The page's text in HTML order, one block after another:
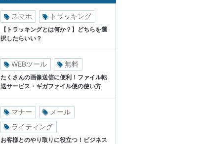
スマホ トラッキング
【トラッキングとは何か？】どちらを選
択したらいい？
WEBツール 無料
たくさんの画像送信に便利！ファイル転
送サービス・ギガファイル便の使い方
マナー
メール
ライティング
お客様とのやり取りに役立つ！ビジネス